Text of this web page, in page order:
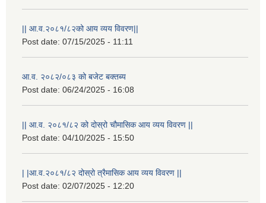
|| आ.व.२०८१/८२को आय व्यय विवरण||
Post date: 07/15/2025 - 11:11
आ.व. २०८२/०८३ को बजेट बक्तब्य
Post date: 06/24/2025 - 16:08
|| आ.व. २०८१/८२ को दोस्रो चौमासिक आय व्यय विवरण ||
Post date: 04/10/2025 - 15:50
| |आ.व.२०८१/८२ दोस्रो त्रैमासिक आय व्यय विवरण ||
Post date: 02/07/2025 - 12:20